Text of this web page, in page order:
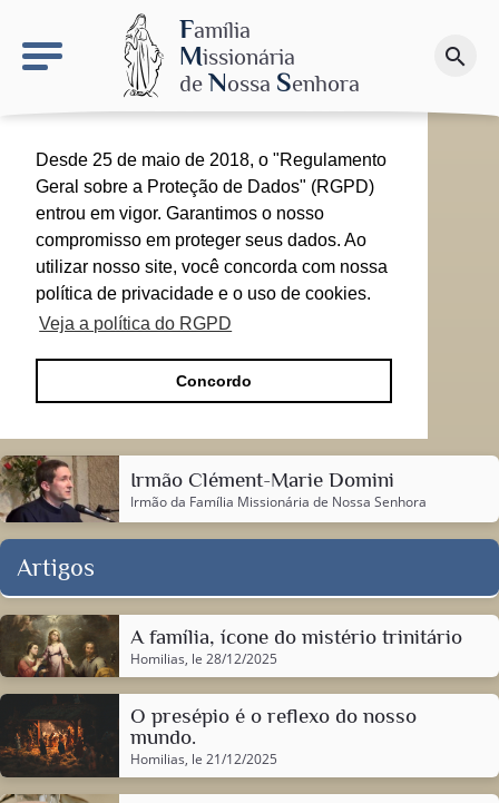
Família
Missionária
de Nossa Senhora
search
O sítio NSN
Faça uma doação
Desde 25 de maio de 2018, o "Regulamento
Geral sobre a Proteção de Dados" (RGPD)
entrou em vigor. Garantimos o nosso
compromisso em proteger seus dados. Ao
utilizar nosso site, você concorda com nossa
política de privacidade e o uso de cookies.
Veja a política do RGPD
Concordo
Irmão Clément-Marie Domini
Irmão da Família Missionária de Nossa Senhora
Artigos
A família, ícone do mistério trinitário
Homilias, le 28/12/2025
O presépio é o reflexo do nosso
mundo.
Homilias, le 21/12/2025